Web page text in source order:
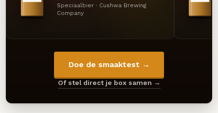
Speciaalbier · Cushwa Brewing
Company
Doe de smaaktest →
Of stel direct je box samen →